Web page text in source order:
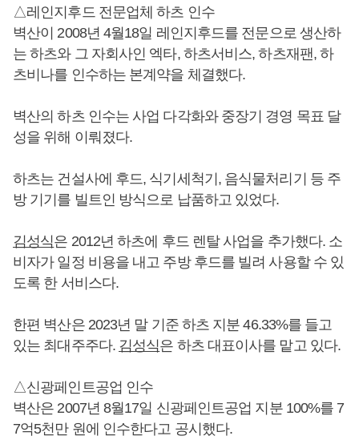
△레인지후드 전문업체 하츠 인수
벽산이 2008년 4월18일 레인지후드를 전문으로 생산하
는 하츠와 그 자회사인 엑타, 하츠서비스, 하츠재팬, 하
츠비나를 인수하는 본계약을 체결했다.
벽산의 하츠 인수는 사업 다각화와 중장기 경영 목표 달
성을 위해 이뤄졌다.
하츠는 건설사에 후드, 식기세척기, 음식물처리기 등 주
방 기기를 빌트인 방식으로 납품하고 있었다.
김성식은 2012년 하츠에 후드 렌탈 사업을 추가했다. 소
비자가 일정 비용을 내고 주방 후드를 빌려 사용할 수 있
도록 한 서비스다.
한편 벽산은 2023년 말 기준 하츠 지분 46.33%를 들고
있는 최대주주다. 김성식은 하츠 대표이사를 맡고 있다.
△신광페인트공업 인수
벽산은 2007년 8월17일 신광페인트공업 지분 100%를 7
7억5천만 원에 인수한다고 공시했다.